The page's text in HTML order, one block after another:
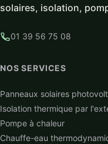
solaires, isolation,
01 39 56 75 08
NOS SERVICES
Panneaux solaires
Isolation thermique par
Pompe à chaleur
Chauffe-eau